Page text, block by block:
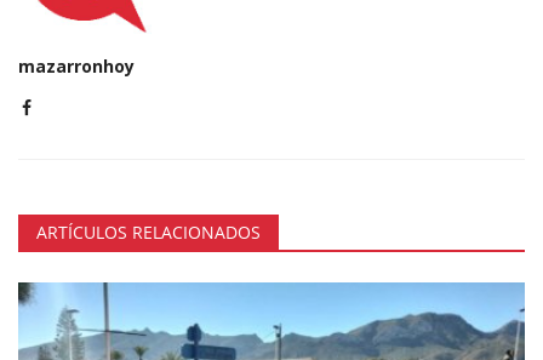
mazarronhoy
ARTÍCULOS RELACIONADOS